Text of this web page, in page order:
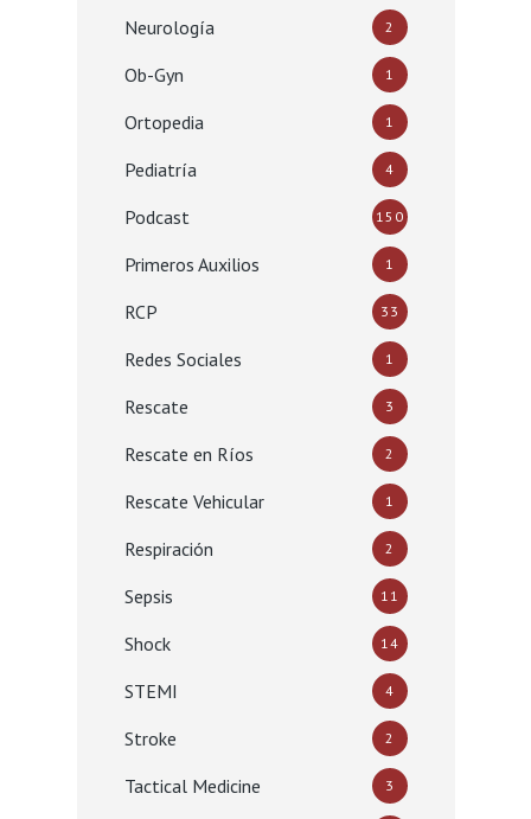
Neurología 2
Ob-Gyn 1
Ortopedia 1
Pediatría 4
Podcast 150
Primeros Auxilios 1
RCP 33
Redes Sociales 1
Rescate 3
Rescate en Ríos 2
Rescate Vehicular 1
Respiración 2
Sepsis 11
Shock 14
STEMI 4
Stroke 2
Tactical Medicine 3